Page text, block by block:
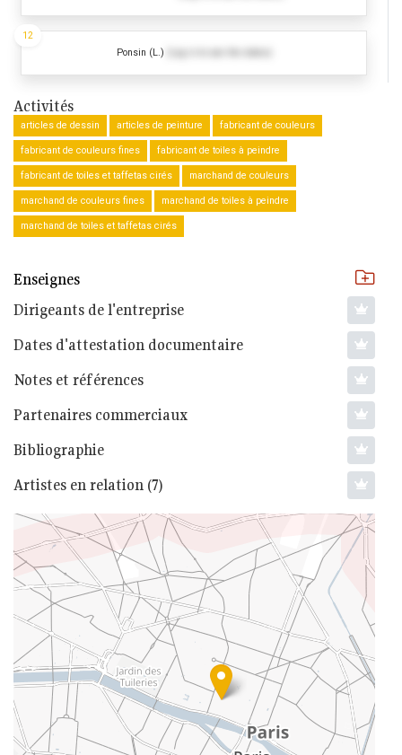
Ponsin (L.)
12
Activités
articles de dessin articles de peinture fabricant de couleurs
fabricant de couleurs fines fabricant de toiles à peindre
fabricant de toiles et taffetas cirés marchand de couleurs
marchand de couleurs fines marchand de toiles à peindre
marchand de toiles et taffetas cirés
Enseignes
Dirigeants de l'entreprise
Dates d'attestation documentaire
Notes et références
Partenaires commerciaux
Bibliographie
Artistes en relation (7)